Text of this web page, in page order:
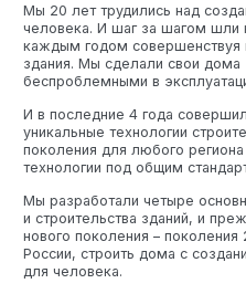
Мы 20 лет трудились над
человека. И шаг за шагом шли
каждым годом совершенствуя
здания. Мы сделали свои
беспроблемными в
И в последние 4 года
уникальные технологии
поколения для любого
технологии под общим
Мы разработали четыре
и строительства зданий, и
нового поколения –
России, строить дома с
для человека.